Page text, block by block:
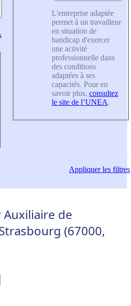
L'entreprise adaptée
permet à un travailleur
en situation de
handicap d'exercer
une activité
professionnelle dans
des conditions
adaptées à ses
capacités. Pour en
savoir plus, consultez
le site de l’UNEA.
Appliquerles filtres
Auxiliaire de
(67000,